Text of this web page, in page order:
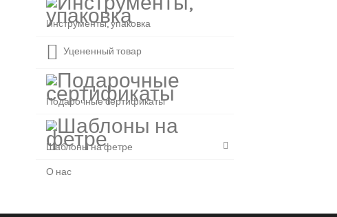
Инструменты, упаковка
Уцененный товар
Подарочные сертификаты
Шаблоны на фетре
О нас